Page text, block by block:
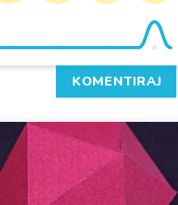
KOMENTIRAJ